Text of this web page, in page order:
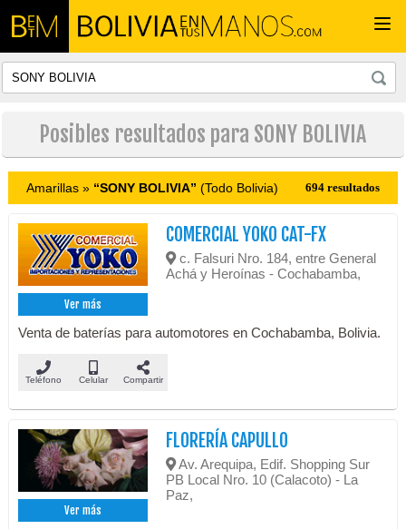
Posibles resultados para SONY BOLIVIA
Amarillas » “SONY BOLIVIA” (Todo Bolivia) 694 resultados
Ver más
COMERCIAL YOKO CAT-FX
c. Falsuri Nro. 184, entre General
Achá y Heroínas - Cochabamba,
Venta de baterías para automotores en Cochabamba, Bolivia.
Teléfono Celular Compartir
Ver más
FLORERÍA CAPULLO
Av. Arequipa, Edif. Shopping Sur
PB Local Nro. 10 (Calacoto) - La
Paz,